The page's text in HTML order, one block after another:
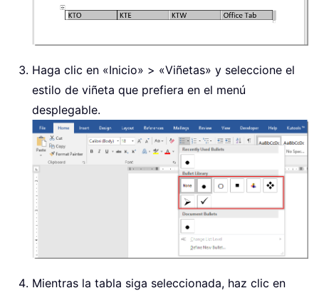
Haga clic en «Inicio» > «Viñetas» y seleccione el
estilo de viñeta que prefiera en el menú
desplegable.
Mientras la tabla siga seleccionada, haz clic en